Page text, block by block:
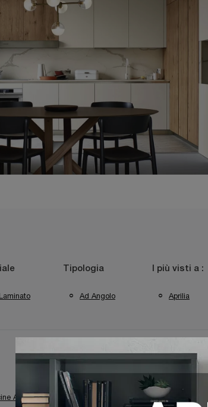
Tipologia
Ad Angolo
I più visti a :
Aprilia
Aprilia Cucine Moderne Veneta Cucine Latina